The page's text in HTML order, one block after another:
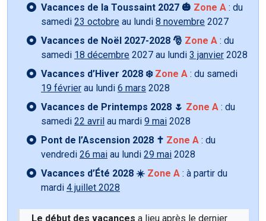
Vacances de la Toussaint 2027 🎃 Zone A : du
samedi 23 octobre au lundi 8 novembre 2027
Vacances de Noël 2027-2028 🎅 Zone A : du
samedi 18 décembre 2027 au lundi 3 janvier 2028
Vacances d’Hiver 2028 ❄️ Zone A : du samedi
19 février au lundi 6 mars 2028
Vacances de Printemps 2028 🌷 Zone A : du
samedi 22 avril au mardi 9 mai 2028
Pont de l’Ascension 2028 ✝️ Zone A : du
vendredi 26 mai au lundi 29 mai 2028
Vacances d’Été 2028 ☀️ Zone A : à partir du
mardi 4 juillet 2028
Le début des vacances a lieu après le dernier